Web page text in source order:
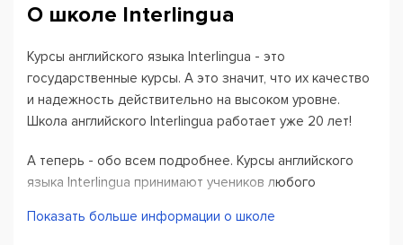
О школе Interlingua
Курсы английского языка Interlingua - это
государственные курсы. А это значит, что их качество
и надежность действительно на высоком уровне.
Школа английского Interlingua работает уже 20 лет!
А теперь - обо всем подробнее. Курсы английского
языка Interlingua принимают учеников любого
младшего школьного возраста. Учебные программы
Показать больше информации о школе